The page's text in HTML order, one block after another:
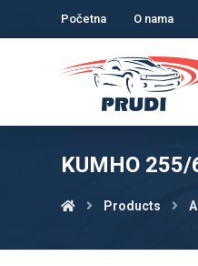
Početna O nama
KUMHO
Products